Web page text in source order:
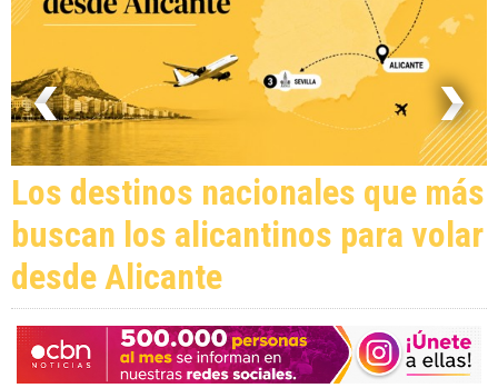
Los destinos nacionales que más
buscan los alicantinos para volar
desde Alicante